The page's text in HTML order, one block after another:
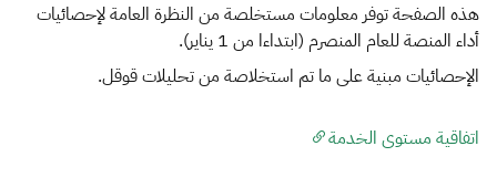
اقتراحات
الإقرار الضريبي
هذه الصفحة توفر معلومات مستخلصة من النظرة العامة لإحصائيات
أداء المنصة للعام المنصرم (ابتداءا من 1 يناير).
الإحصائيات مبنية على ما تم استخلاصة من تحليلات قوقل.
اتفاقية مستوى الخدمة